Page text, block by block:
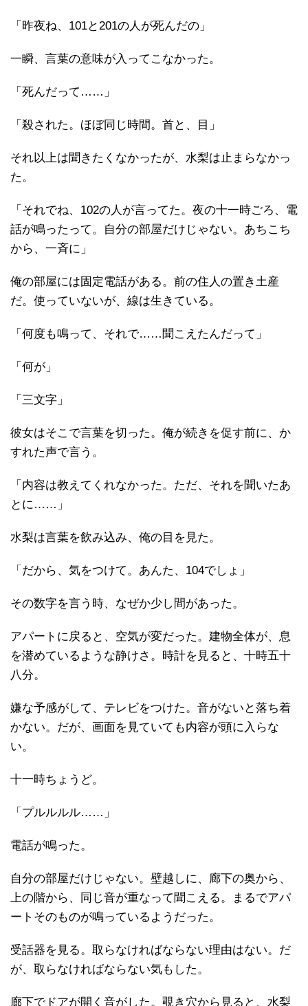
「昨夜ね、101と201の人が死んだの」
一瞬、言葉の意味が入ってこなかった。
「死んだって……」
「殺された。ほぼ同じ時間。首と、目」
それ以上は聞きたくなかったが、水梨は止まらなかっ
た。
「それでね、102の人が言ってた。夜の十一時ごろ、電
話が鳴ったって。自分の部屋だけじゃない。あちこち
から、一斉に」
俺の部屋には固定電話がある。前の住人の置き土産
だ。使っていないが、線は生きている。
「何度も鳴って、それで……聞こえたんだって」
「何が」
「三文字」
彼女はそこで言葉を切った。俺が続きを促す前に、か
すれた声で言う。
「内容は教えてくれなかった。ただ、それを聞いたあ
とに……」
水梨は言葉を飲み込み、俺の目を見た。
「だから、気をつけて。あんた、104でしょ」
その数字を言う時、なぜか少し間があった。
アパートに戻ると、空気が変だった。建物全体が、息
を潜めているような静けさ。時計を見ると、十時五十
八分。
嫌な予感がして、テレビをつけた。音がないと落ち着
かない。だが、画面を見ていても内容が頭に入らな
い。
十一時ちょうど。
「プルルルル……」
電話が鳴った。
自分の部屋だけじゃない。壁越しに、廊下の奥から、
上の階から、同じ音が重なって聞こえる。まるでアパ
ートそのものが鳴っているようだった。
受話器を見る。取らなければならない理由はない。だ
が、取らなければならない気もした。
廊下でドアが開く音がした。覗き穴から見ると、水梨